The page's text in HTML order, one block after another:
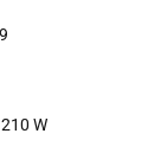
210 W